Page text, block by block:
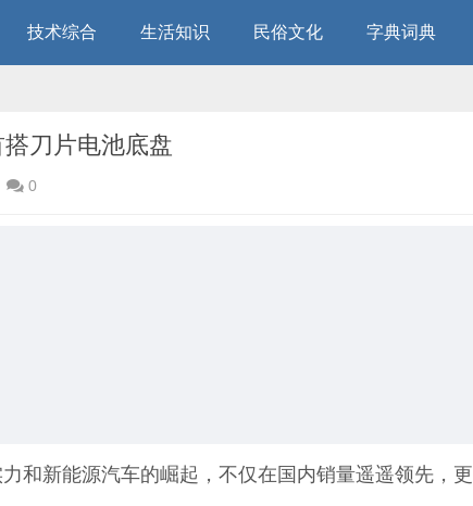
技术综合 生活知识 民俗文化 字典词典
刀片电池底盘
0
和新能源汽车的崛起，不仅在国内销量遥遥领先，更